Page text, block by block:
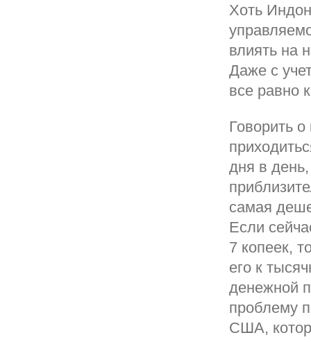
Хоть
влиять на
Даже с
все равно
Говорить
дня в
самая
Если
7 копеек,
его к
денежной
проблему
США,